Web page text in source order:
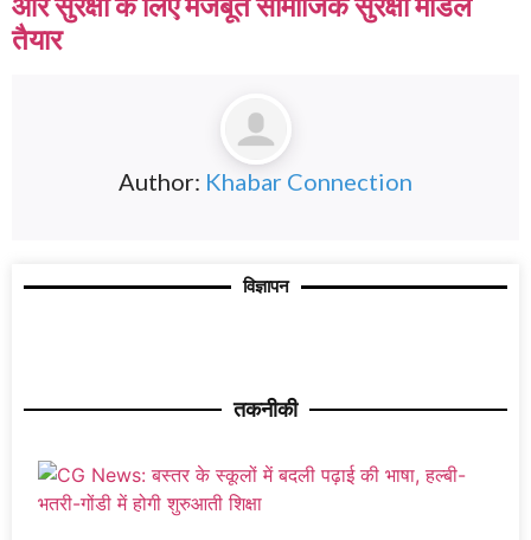
तैयार
Author: Khabar Connection
विज्ञापन
तकनीकी